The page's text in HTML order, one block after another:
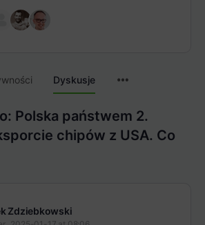
Dyskusje
Polska państwem 2.
chipów z USA. Co
Zdziebkowski